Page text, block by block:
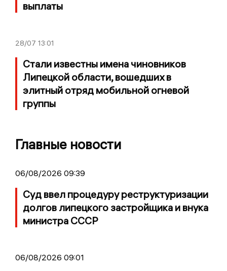
выплаты
28/07 13:01
Стали известны имена чиновников
Липецкой области, вошедших в
элитный отряд мобильной огневой
группы
Главные новости
06/08/2026 09:39
Суд ввел процедуру реструктуризации
долгов липецкого застройщика и внука
министра СССР
06/08/2026 09:01